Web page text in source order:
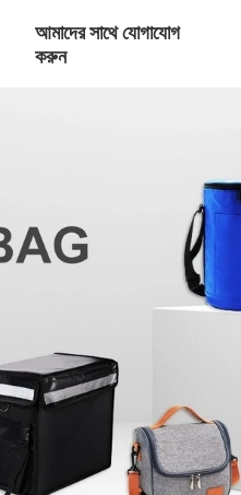
আমাদের সাথে যোগাযোগ
করুন